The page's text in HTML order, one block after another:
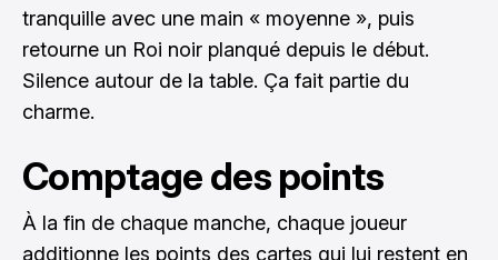
tranquille avec une main « moyenne », puis
retourne un Roi noir planqué depuis le début.
Silence autour de la table. Ça fait partie du
charme.
Comptage des points
À la fin de chaque manche, chaque joueur
additionne les points des cartes qui lui restent en